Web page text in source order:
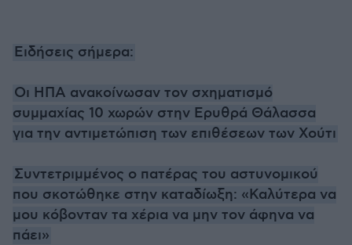
Ειδήσεις σήμερα:
Οι ΗΠΑ ανακοίνωσαν τον σχηματισμό
συμμαχίας 10 χωρών στην Ερυθρά Θάλασσα
για την αντιμετώπιση των επιθέσεων των Χούτι
Συντετριμμένος ο πατέρας του αστυνομικού
που σκοτώθηκε στην καταδίωξη: «Καλύτερα να
μου κόβονταν τα χέρια να μην τον άφηνα να
πάει»